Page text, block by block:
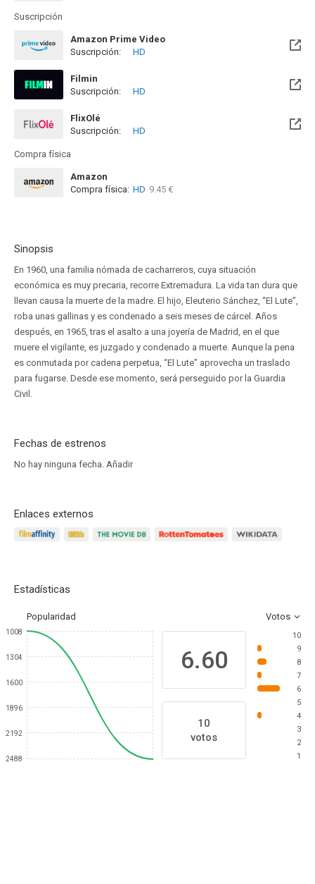
Suscripción
Amazon Prime Video
Suscripción:
HD
Filmin
Disponible hasta el Mié, 31 Dic 2031 (Quedan 5 años)
Suscripción: HD
FlixOlé
Disponible hasta el Mar, 01 Jun 2027 (Quedan 9 meses)
Suscripción: HD
Compra física
Amazon
Compra física: HD 9.45 €
Sinopsis
En 1960, una familia nómada de cacharreros, cuya situación
económica es muy precaria, recorre Extremadura. La vida tan dura que
llevan causa la muerte de la madre. El hijo, Eleuterio Sánchez, “El Lute”,
roba unas gallinas y es condenado a seis meses de cárcel. Años
después, en 1965, tras el asalto a una joyería de Madrid, en el que
muere el vigilante, es juzgado y condenado a muerte. Aunque la pena
es conmutada por cadena perpetua, “El Lute” aprovecha un traslado
para fugarse. Desde ese momento, será perseguido por la Guardia
Civil.
Fechas de estrenos
No hay ninguna fecha. Añadir
Enlaces externos
Estadísticas
Popularidad Votos
1008
1304
1600
1896
2192
2488
6.60
10
votos
10
9
8
7
6
5
4
3
2
1